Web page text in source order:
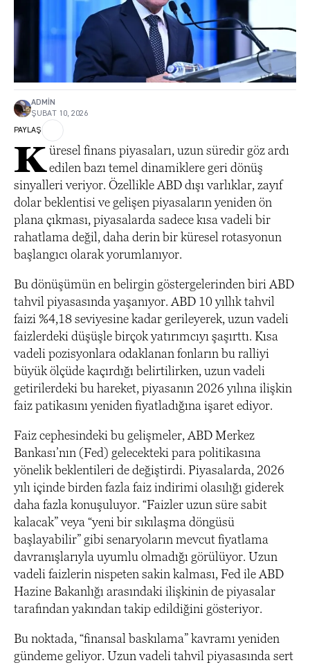
ADMIN
ŞUBAT 10, 2026
PAYLAŞ
K üresel finans piyasaları, uzun süredir göz ardı
edilen bazı temel dinamiklere geri dönüş
sinyalleri veriyor. Özellikle ABD dışı varlıklar, zayıf
dolar beklentisi ve gelişen piyasaların yeniden ön
plana çıkması, piyasalarda sadece kısa vadeli bir
rahatlama değil, daha derin bir küresel rotasyonun
başlangıcı olarak yorumlanıyor.
Bu dönüşümün en belirgin göstergelerinden biri ABD
tahvil piyasasında yaşanıyor. ABD 10 yıllık tahvil
faizi %4,18 seviyesine kadar gerileyerek, uzun vadeli
faizlerdeki düşüşle birçok yatırımcıyı şaşırttı. Kısa
vadeli pozisyonlara odaklanan fonların bu ralliyi
büyük ölçüde kaçırdığı belirtilirken, uzun vadeli
getirilerdeki bu hareket, piyasanın 2026 yılına ilişkin
faiz patikasını yeniden fiyatladığına işaret ediyor.
Faiz cephesindeki bu gelişmeler, ABD Merkez
Bankası’nın (Fed) gelecekteki para politikasına
yönelik beklentileri de değiştirdi. Piyasalarda, 2026
yılı içinde birden fazla faiz indirimi olasılığı giderek
daha fazla konuşuluyor. “Faizler uzun süre sabit
kalacak” veya “yeni bir sıkılaşma döngüsü
başlayabilir” gibi senaryoların mevcut fiyatlama
davranışlarıyla uyumlu olmadığı görülüyor. Uzun
vadeli faizlerin nispeten sakin kalması, Fed ile ABD
Hazine Bakanlığı arasındaki ilişkinin de piyasalar
tarafından yakından takip edildiğini gösteriyor.
Bu noktada, “finansal baskılama” kavramı yeniden
gündeme geliyor. Uzun vadeli tahvil piyasasında sert